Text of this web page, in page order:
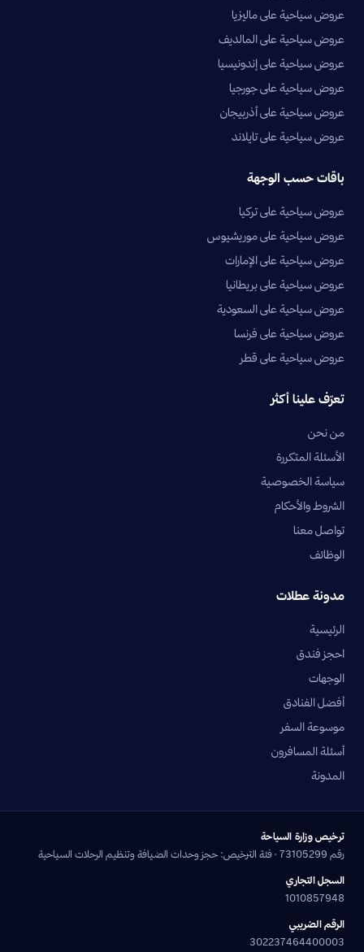
عروض سياحية على ماليزيا
عروض سياحية على المالديف
عروض سياحية على إندونيسيا
عروض سياحية على جورجيا
عروض سياحية على أذربيجان
عروض سياحية على تايلاند
باقات حسب الوجهة
عروض سياحية على تركيا
عروض سياحية على موريشيوس
عروض سياحية على الإمارات
عروض سياحية على بريطانيا
عروض سياحية على السعودية
عروض سياحية على فرنسا
عروض سياحية على قطر
تعرّف علينا أكثر
من نحن
الأسئلة المتكررة
سياسة الخصوصية
الشروط والأحكام
تواصل معنا
الوظائف
مدونة عطلات
الرئيسية
احجز فندق
الوجهات
أفضل الفنادق
موسوعة السفر
أسئلة المسافرون
المدونة
ترخيص وزارة السياحة
رقم 73105299 · فئة الترخيص: حجز وحدات الضيافة وتنظيم الرحلات السياحية
السجل التجاري
1010857948
الرقم الضريبي
302237464400003